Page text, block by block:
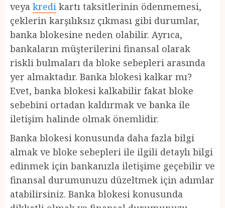
veya kredi kartı taksitlerinin ödenmemesi,
çeklerin karşılıksız çıkması gibi durumlar,
banka blokesine neden olabilir. Ayrıca,
bankaların müşterilerini finansal olarak
riskli bulmaları da bloke sebepleri arasında
yer almaktadır. Banka blokesi kalkar mı?
Evet, banka blokesi kalkabilir fakat bloke
sebebini ortadan kaldırmak ve banka ile
iletişim halinde olmak önemlidir.
Banka blokesi konusunda daha fazla bilgi
almak ve bloke sebepleri ile ilgili detaylı bilgi
edinmek için bankanızla iletişime geçebilir ve
finansal durumunuzu düzeltmek için adımlar
atabilirsiniz. Banka blokesi konusunda